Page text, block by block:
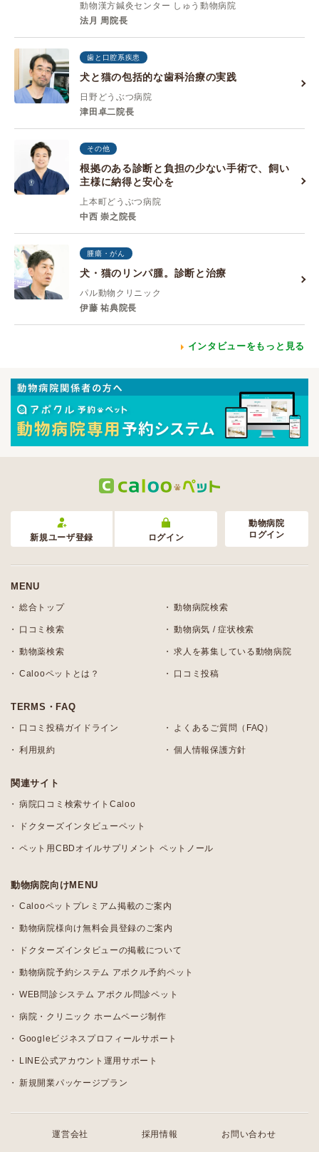
動物漢方鍼灸センター しゅう動物病院
法月 周院長
歯と口腔系疾患
犬と猫の包括的な歯科治療の実践
日野どうぶつ病院
津田卓二院長
その他
根拠のある診断と負担の少ない手術で、飼い
主様に納得と安心を
上本町どうぶつ病院
中西 崇之院長
腫瘍・がん
犬・猫のリンパ腫。診断と治療
パル動物クリニック
伊藤 祐典院長
インタビューをもっと見る
新規ユーザ登録 ログイン
動物病院
ログイン
MENU
総合トップ 動物病院検索
口コミ検索 動物病気 / 症状検索
動物薬検索 求人を募集している動物病院
Calooペットとは？ 口コミ投稿
TERMS・FAQ
口コミ投稿ガイドライン よくあるご質問（FAQ）
利用規約 個人情報保護方針
関連サイト
病院口コミ検索サイトCaloo
ドクターズインタビューペット
ペット用CBDオイルサプリメント ペットノール
動物病院向けMENU
Calooペットプレミアム掲載のご案内
動物病院様向け無料会員登録のご案内
ドクターズインタビューの掲載について
動物病院予約システム アポクル予約ペット
WEB問診システム アポクル問診ペット
病院・クリニック ホームページ制作
Googleビジネスプロフィールサポート
LINE公式アカウント運用サポート
新規開業パッケージプラン
運営会社 採用情報 お問い合わせ